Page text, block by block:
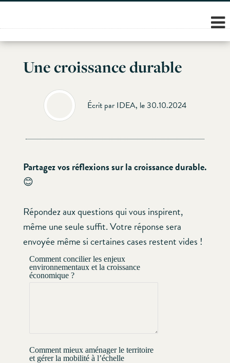
Skip
content
Une croissance durable
Écrit par IDEA, le 30.10.2024
Partagez vos réflexions sur la croissance durable.
😊
Répondez aux questions qui vous inspirent,
même une seule suffit. Votre réponse sera
envoyée même si certaines cases restent vides !
Comment concilier les enjeux
environnementaux et la croissance
économique ?
Comment mieux aménager le territoire
et gérer la mobilité à l’échelle